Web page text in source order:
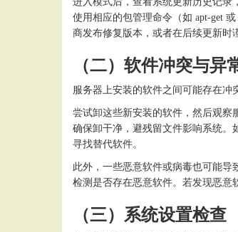
使用相应的包管理命令（如 apt-get
商发布修复版本，或者在后续更新时
（二）软件冲突与异
服务器上安装的软件之间可能存在冲
尝试卸这些新安装的软件，然后观察
确保卸干净，避残留文件影响系统。
寻找替代软件。
此外，一些恶意软件或病毒也可能导
检测是否存在恶意软件。若发现恶意
（三）系统设置检查